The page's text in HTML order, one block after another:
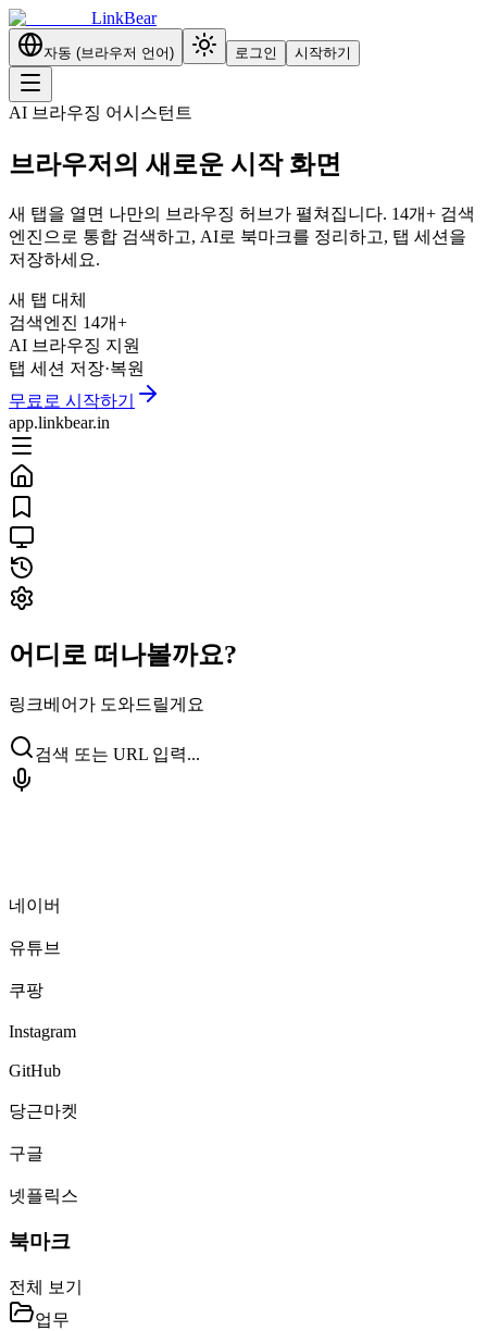
LinkBear
자동 (브라우저 언어) 로그인 시작하기
AI 브라우징 어시스턴트
브라우저의 새로운 시작 화면
새 탭을 열면 나만의 브라우징 허브가 펼쳐집니다. 14개+ 검색
엔진으로 통합 검색하고, AI로 북마크를 정리하고, 탭 세션을
저장하세요.
새 탭 대체
검색엔진 14개+
AI 브라우징 지원
탭 세션 저장·복원
무료로 시작하기
app.linkbear.in
어디로 떠나볼까요?
링크베어가 도와드릴게요
검색 또는 URL 입력...
네이버
유튜브
쿠팡
Instagram
GitHub
당근마켓
구글
넷플릭스
북마크
전체 보기
업무